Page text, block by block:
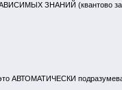
ЗНАНИЙ (квантово
АВТОМАТИЧЕСКИ